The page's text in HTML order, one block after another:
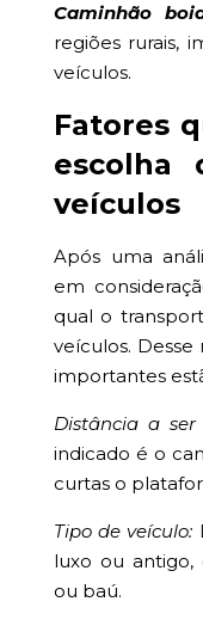
Caminhão
regiões rurais,
veículos.
Fatores
escolha
veículos
Após uma
em
qual o
veículos.
importantes
Distância a
indicado é o
curtas o
Tipo de veículo:
luxo ou
ou baú.